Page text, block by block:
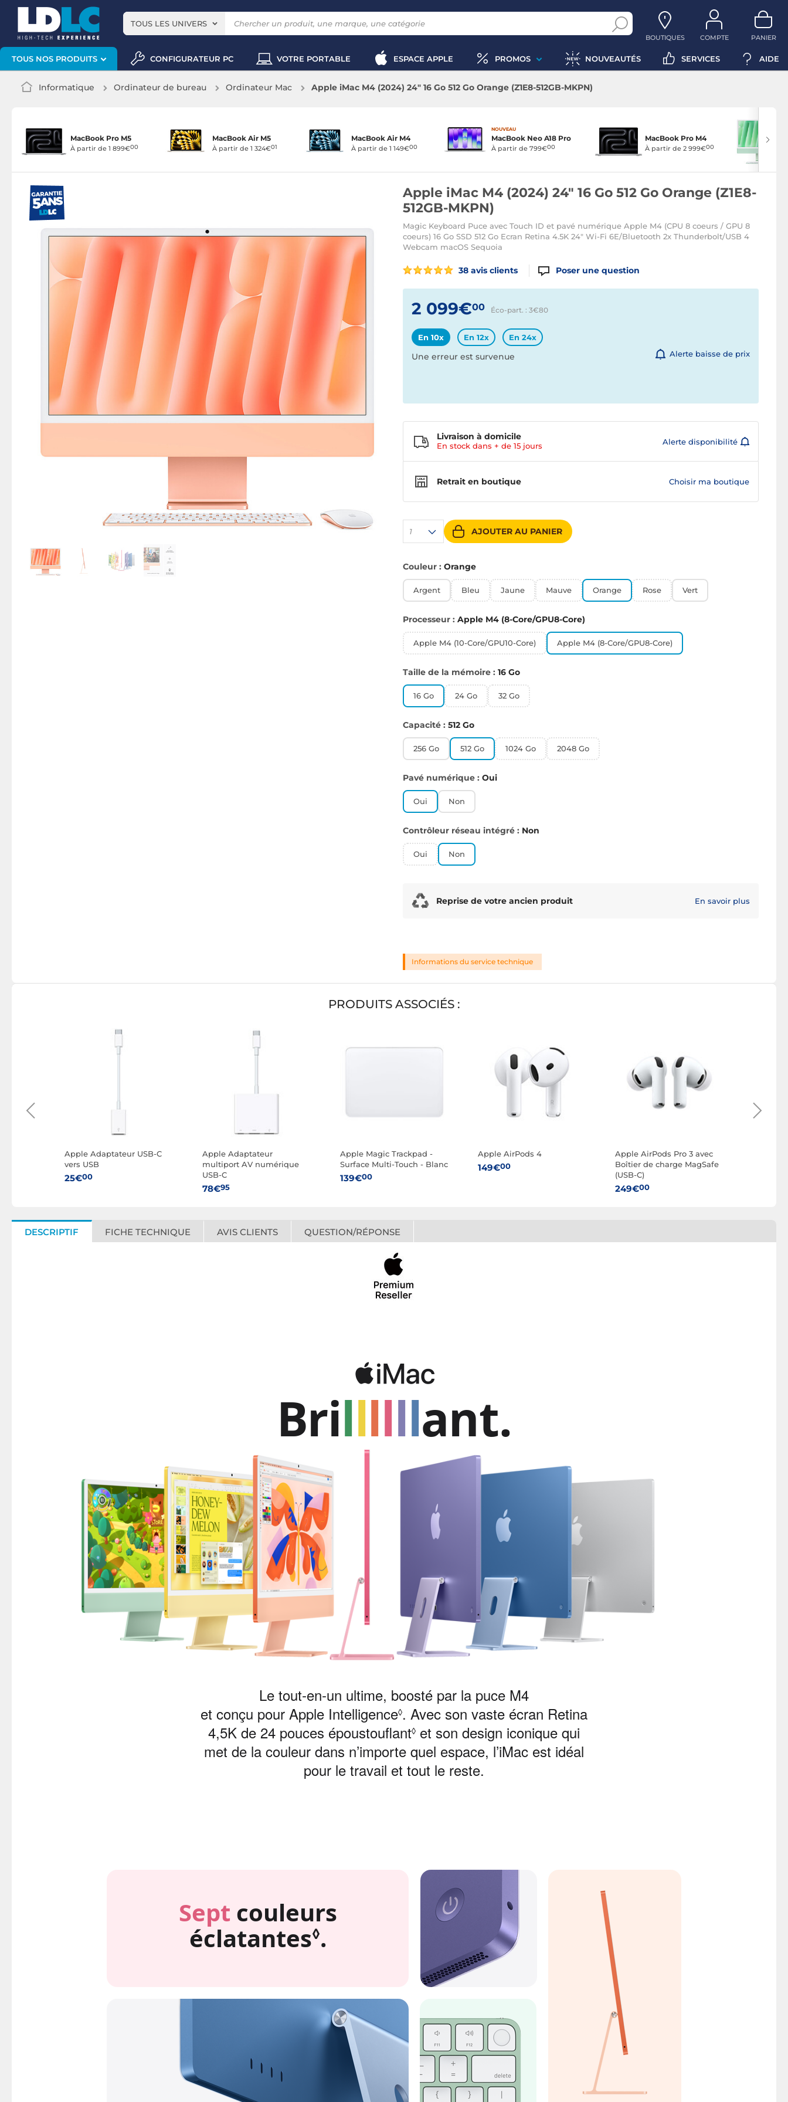
TOUS LES UNIVERS
BOUTIQUES COMPTE PANIER
TOUS NOS PRODUITS CONFIGURATEUR PC VOTRE PORTABLE ESPACE APPLE PROMOS NOUVEAUTÉS SERVICES AIDE
Informatique Ordinateur de bureau Ordinateur Mac Apple iMac M4 (2024) 24" 16 Go 512 Go Orange (Z1E8-512GB-MKPN)
MacBook Pro M5
À partir de 1 899€00
MacBook Air M5
À partir de 1 324€01
MacBook Air M4
À partir de 1 149€00
NOUVEAU
MacBook Neo A18 Pro
À partir de 799€00
MacBook Pro M4
À partir de 2 999€00
Apple iMac M4 (2024) 24" 16 Go 512 Go Orange (Z1E8-
512GB-MKPN)
Magic Keyboard Puce avec Touch ID et pavé numérique Apple M4 (CPU 8 coeurs / GPU 8
coeurs) 16 Go SSD 512 Go Ecran Retina 4.5K 24" Wi-Fi 6E/Bluetooth 2x Thunderbolt/USB 4
Webcam macOS Sequoia
38 avis clients Poser une question
2 099€00 Éco-part. : 3€80
En 10x En 12x En 24x
Une erreur est survenue Alerte baisse de prix
1 AJOUTER AU PANIER
Livraison à domicile
En stock dans + de 15 jours Alerte disponibilité
Retrait en boutique Choisir ma boutique
Couleur : Orange
Argent Bleu Jaune Mauve Orange Rose Vert
Processeur : Apple M4 (8-Core/GPU8-Core)
Apple M4 (10-Core/GPU10-Core) Apple M4 (8-Core/GPU8-Core)
Taille de la mémoire : 16 Go
16 Go 24 Go 32 Go
Capacité : 512 Go
256 Go 512 Go 1024 Go 2048 Go
Pavé numérique : Oui
Oui Non
Contrôleur réseau intégré : Non
Oui Non
Reprise de votre ancien produit En savoir plus
Informations du service technique
PRODUITS ASSOCIÉS :
Apple Adaptateur USB-C
vers USB
25€00
Apple Adaptateur
multiport AV numérique
USB-C
78€95
Apple Magic Trackpad -
Surface Multi-Touch - Blanc
139€00
Apple AirPods 4
149€00
Apple AirPods Pro 3 avec
Boîtier de charge MagSafe
(USB-C)
249€00
DESCRIPTIF FICHE TECHNIQUE AVIS CLIENTS QUESTION/RÉPONSE
Brillllllant.
Le tout‑en‑un ultime, boosté par la puce M4
et conçu pour Apple Intelligence◊. Renvoi aux mentions légales
Avec son vaste écran Retina
4,5K de 24 pouces époustouflant◊ Renvoi aux mentions légales
et son design iconique qui
met de la couleur dans n’importe quel espace, l’iMac est idéal
pour le travail et tout le reste.
Sept couleurs
éclatantes◊. Renvoi aux mentions légales